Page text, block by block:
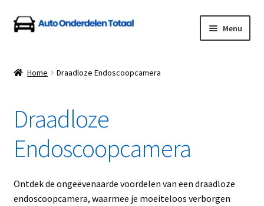
Ga
door
navigatie
Ga
naar
inhoud
Menu
Auto Onderdelen Shop
Betalen en Verzenden
Blog
Home Draadloze Endoscoopcamera
Draadloze
Endoscoopcamera
Ontdek de ongeëvenaarde voordelen van een draadloze
endoscoopcamera, waarmee je moeiteloos verborgen